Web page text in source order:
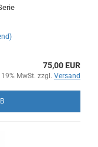
75,00 EUR
MwSt. zzgl. Versand